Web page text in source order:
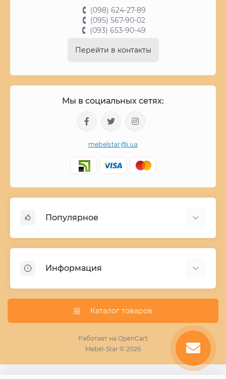
(098) 624-27-89
(095) 567-90-02
(093) 653-90-49
Перейти в контакты
Мы в социальных сетях:
mebelstar@i.ua
Популярное
Шкафы купе ширина 90-210 cм высота 220 cм
Комоды из дерева
Кухни
Информация
Условия поставки мебели
Фотопечать для шкафа купе
Пескоструй
Каталог товаров
Работает на OpenCart
Mebel-Star © 2026